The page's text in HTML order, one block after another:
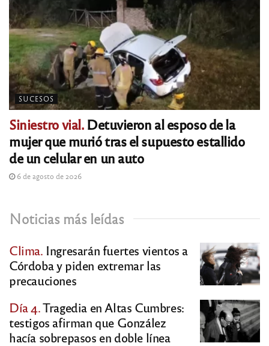
SUCESOS
Siniestro vial.Detuvieron al esposo de la
mujer que murió tras el supuesto estallido
de un celular en un auto
6 de agosto de 2026
Noticias más leídas
Clima. Ingresarán fuertes vientos a
Córdoba y piden extremar las
precauciones
Día 4.Tragedia en Altas Cumbres:
testigos afirman que González
hacía sobrepasos en doble línea